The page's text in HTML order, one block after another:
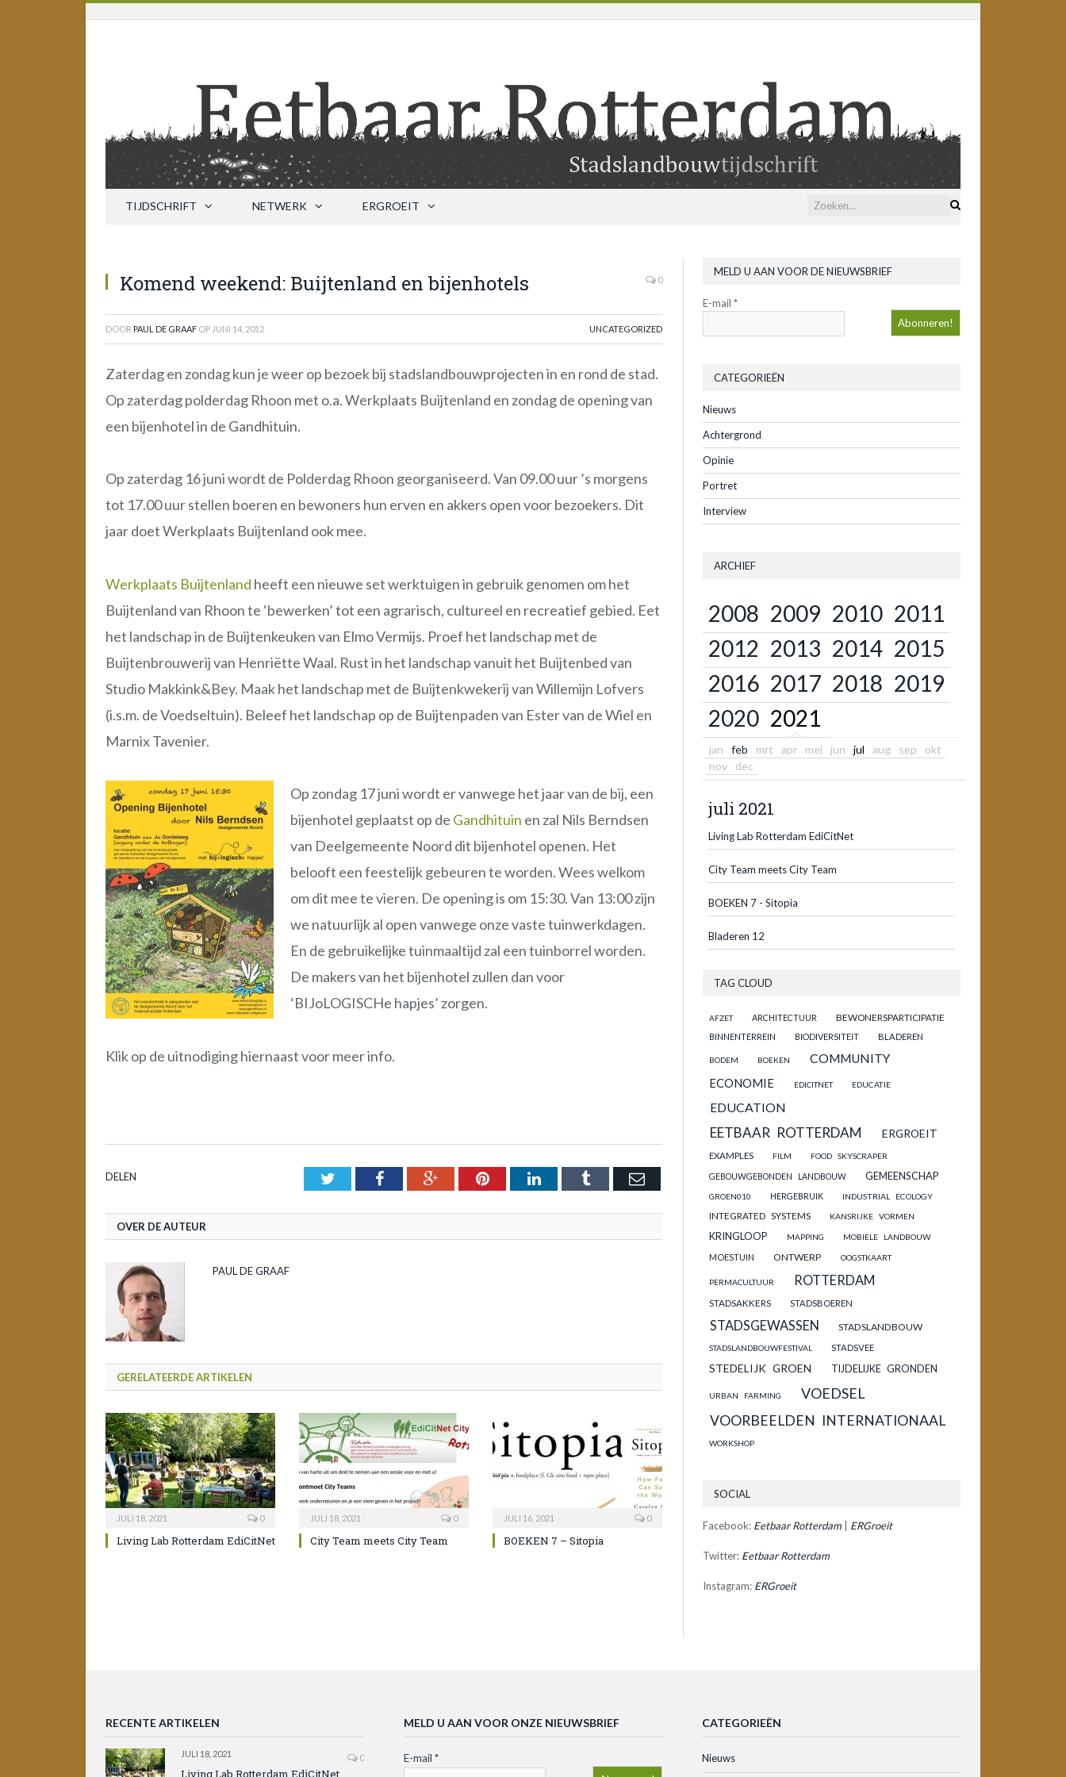
TIJDSCHRIFT NETWERK ERGROEIT
Komend weekend: Buijtenland en bijenhotels 0
DOOR PAUL DE GRAAF OP JUNI 14, 2012 UNCATEGORIZED
Zaterdag en zondag kun je weer op bezoek bij stadslandbouwprojecten in en rond de stad.
Op zaterdag polderdag Rhoon met o.a. Werkplaats Buijtenland en zondag de opening van
een bijenhotel in de Gandhituin.
Op zaterdag 16 juni wordt de Polderdag Rhoon georganiseerd. Van 09.00 uur ’s morgens
tot 17.00 uur stellen boeren en bewoners hun erven en akkers open voor bezoekers. Dit
jaar doet Werkplaats Buijtenland ook mee.
Werkplaats Buijtenland heeft een nieuwe set werktuigen in gebruik genomen om het
Buijtenland van Rhoon te ‘bewerken’ tot een agrarisch, cultureel en recreatief gebied. Eet
het landschap in de Buijtenkeuken van Elmo Vermijs. Proef het landschap met de
Buijtenbrouwerij van Henriëtte Waal. Rust in het landschap vanuit het Buijtenbed van
Studio Makkink&Bey. Maak het landschap met de Buijtenkwekerij van Willemijn Lofvers
(i.s.m. de Voedseltuin). Beleef het landschap op de Buijtenpaden van Ester van de Wiel en
Marnix Tavenier.
Op zondag 17 juni wordt er vanwege het jaar van de bij, een
bijenhotel geplaatst op de Gandhituin en zal Nils Berndsen
van Deelgemeente Noord dit bijenhotel openen. Het
belooft een feestelijk gebeuren te worden. Wees welkom
om dit mee te vieren. De opening is om 15:30. Van 13:00 zijn
we natuurlijk al open vanwege onze vaste tuinwerkdagen.
En de gebruikelijke tuinmaaltijd zal een tuinborrel worden.
De makers van het bijenhotel zullen dan voor
‘BIJoLOGISCHe hapjes’ zorgen.
Klik op de uitnodiging hiernaast voor meer info.
DELEN TwitterFacebookGoogle+PinterestLinkedInTumblr Email
OVER DE AUTEUR
PAUL DE GRAAF
GERELATEERDE ARTIKELEN
JULI 18, 2021 0
Living Lab Rotterdam EdiCitNet
JULI 18, 2021 0
City Team meets City Team
JULI 16, 2021 0
BOEKEN 7 – Sitopia
MELD U AAN VOOR DE NIEUWSBRIEF
E-mail *
CATEGORIEËN
Nieuws
Achtergrond
Opinie
Portret
Interview
ARCHIEF
2008 2009 2010 2011
2012 2013 2014 2015
2016 2017 2018 2019
2020 2021
jan feb mrt apr mei jun jul aug sep
okt
nov
dec
juli 2021
Living Lab Rotterdam EdiCitNet
City Team meets City Team
BOEKEN 7 - Sitopia
Bladeren 12
TAG CLOUD
AFZET ARCHITECTUUR BEWONERSPARTICIPATIE
BINNENTERREIN BIODIVERSITEIT BLADEREN
BODEM BOEKEN
COMMUNITY
ECONOMIE
EDICITNET EDUCATIE
EDUCATION
EETBAAR ROTTERDAM ERGROEIT
EXAMPLES FILM FOOD SKYSCRAPER
GEBOUWGEBONDEN LANDBOUW GEMEENSCHAP
GROEN010 HERGEBRUIK INDUSTRIAL ECOLOGY
INTEGRATED SYSTEMS KANSRIJKE VORMEN
KRINGLOOP MAPPING MOBIELE LANDBOUW
MOESTUIN ONTWERP OOGSTKAART
PERMACULTUUR ROTTERDAM
STADSAKKERS STADSBOEREN
STADSGEWASSEN STADSLANDBOUW
STADSLANDBOUWFESTIVAL STADSVEE
STEDELIJK GROEN TIJDELIJKE GRONDEN
URBAN FARMING VOEDSEL
VOORBEELDEN INTERNATIONAAL
WORKSHOP
SOCIAL
Facebook: Eetbaar Rotterdam ERGroeit
Twitter: Eetbaar Rotterdam
Instagram: ERGroeit
RECENTE ARTIKELEN
JULI 18, 2021 0
Living Lab Rotterdam EdiCitNet
MELD U AAN VOOR ONZE NIEUWSBRIEF
E-mail *
CATEGORIEËN
Nieuws